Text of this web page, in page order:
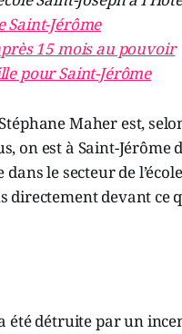
Saint-Jérôme
15 mois au pouvoir
pour Saint-Jérôme
Maher est,
on est à Saint-Jérôme
le secteur de
devant ce
été détruite par un